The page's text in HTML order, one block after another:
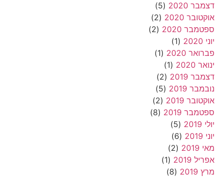
דצמבר 2020
(5)
אוקטובר 2020
(2)
ספטמבר 2020
(2)
יוני 2020
(1)
פברואר 2020
(1)
ינואר 2020
(1)
דצמבר 2019
(2)
נובמבר 2019
(5)
אוקטובר 2019
(2)
ספטמבר 2019
(8)
יולי 2019
(5)
יוני 2019
(6)
מאי 2019
(2)
אפריל 2019
(1)
מרץ 2019
(8)